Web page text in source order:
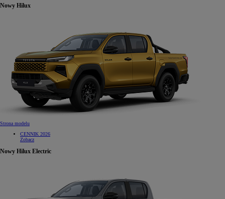
Nowy Hilux
Strona modelu
CENNIK 2026
Zobacz
Nowy Hilux Electric